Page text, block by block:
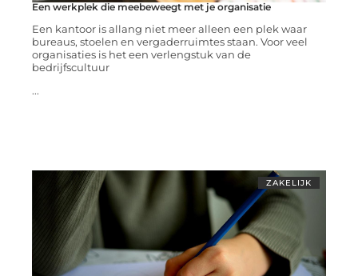
Een werkplek die meebeweegt met je organisatie
Een kantoor is allang niet meer alleen een plek waar
bureaus, stoelen en vergaderruimtes staan. Voor veel
organisaties is het een verlengstuk van de
bedrijfscultuur
...
ZAKELIJK